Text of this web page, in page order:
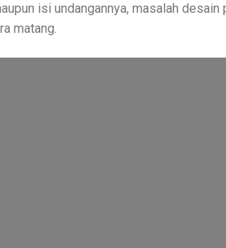
isi undangannya, masalah desain
matang.